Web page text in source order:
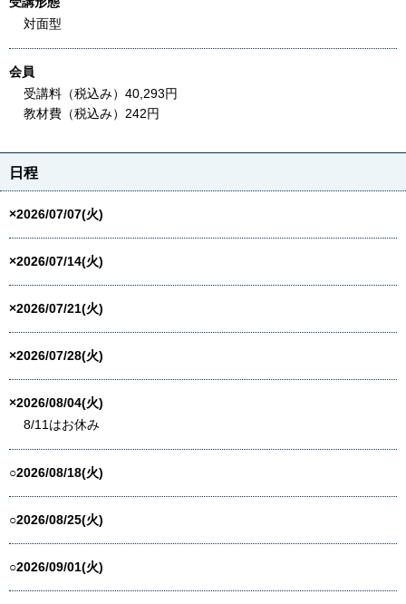
対面型
会員
受講料（税込み）40,293円
教材費（税込み）242円
日程
×2026/07/07(火)
×2026/07/14(火)
×2026/07/21(火)
×2026/07/28(火)
×2026/08/04(火)
8/11はお休み
○2026/08/18(火)
○2026/08/25(火)
○2026/09/01(火)